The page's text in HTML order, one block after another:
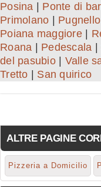
Posina
Ponte di
Primolano
Pugnello
Poiana maggiore|
Roana
Pedescala
del pasubio| Valle
Tretto
San quirico
ALTRE PAGINE
Pizzeria a Domicilio